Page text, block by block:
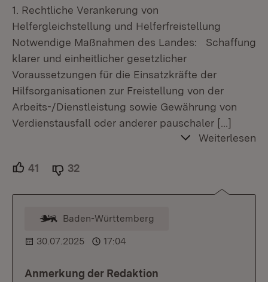
1. Rechtliche Verankerung von
Helfergleichstellung und Helferfreistellung
Notwendige Maßnahmen des Landes: Schaffung
klarer und einheitlicher gesetzlicher
Voraussetzungen für die Einsatzkräfte der
Hilfsorganisationen zur Freistellung von der
Arbeits-/Dienstleistung sowie Gewährung von
Verdienstausfall oder anderer pauschaler […]
Weiterlesen
41 Unterstützer.
32
Kommentar vom Moderator
Baden-Württemberg
30.07.2025 17:04
Anmerkung der Redaktion